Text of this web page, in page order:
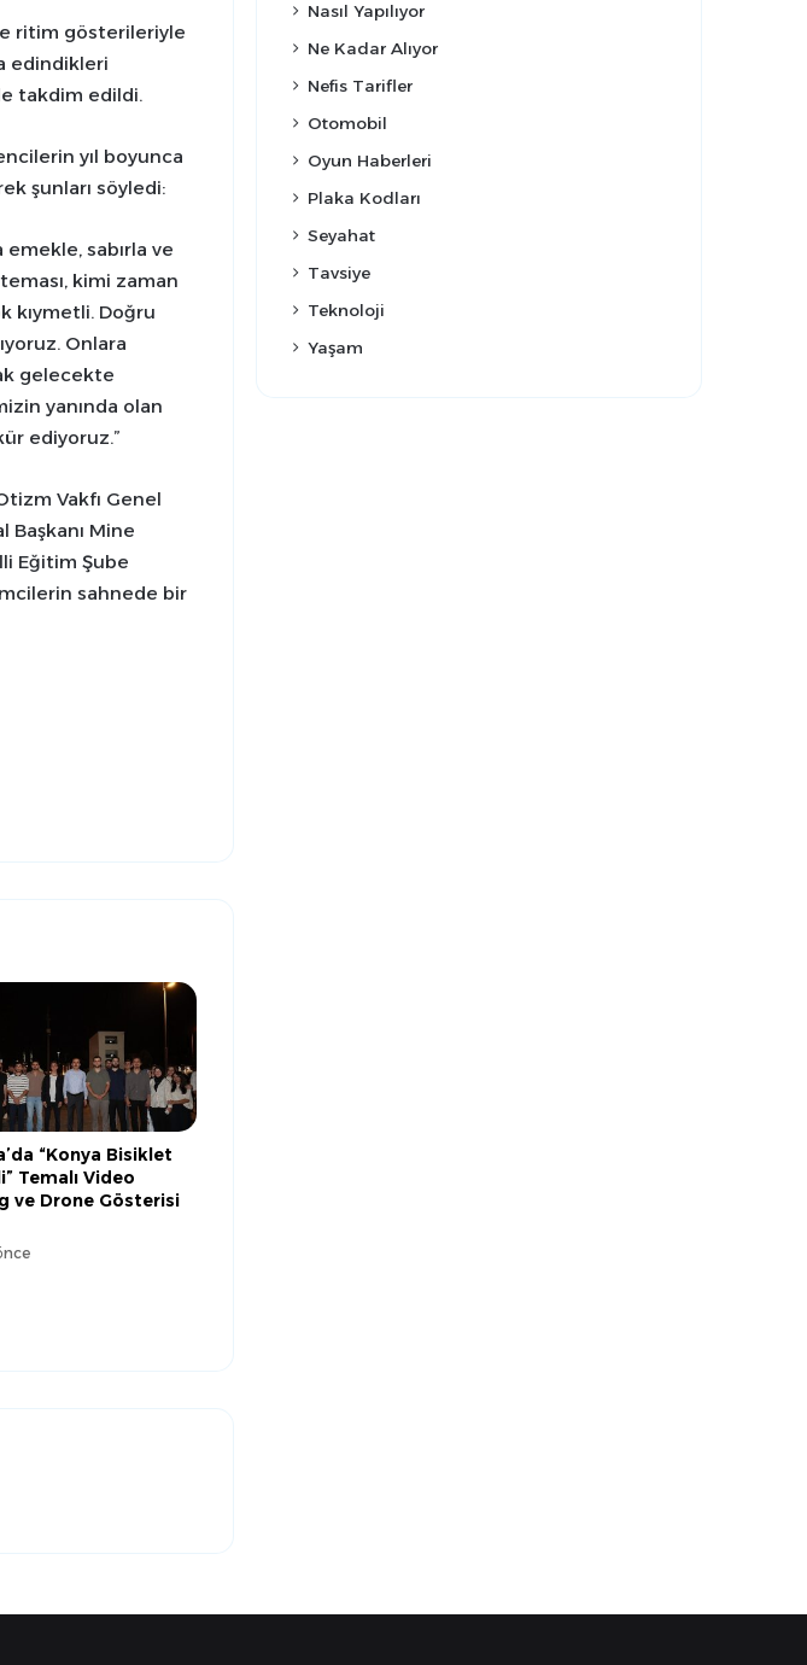
ritim gösterileriyle
edindikleri
takdim edildi.
yıl boyunca
şunları söyledi:
sabırla ve
kimi zaman
kıymetli. Doğru
Onlara
gelecekte
yanında olan
ediyoruz.”
Vakfı Genel
Mine
Eğitim Şube
sahnede bir
“Konya Bisiklet
Temalı Video
ve Drone Gösterisi
Nasıl Yapılıyor
Ne Kadar Alıyor
Nefis Tarifler
Otomobil
Oyun Haberleri
Plaka Kodları
Seyahat
Tavsiye
Teknoloji
Yaşam